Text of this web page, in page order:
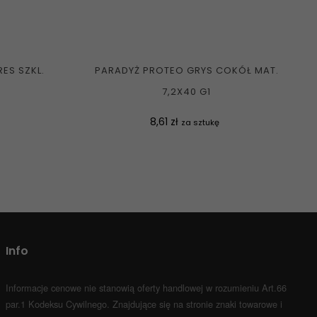
SZKL.
PARADYŻ PROTEO GRYS COKÓŁ MAT.
7,2X40 G1
Cena
8,61 zł za sztukę
Info
Informacje cenowe nie stanowią oferty handlowej w rozumieniu Art.66
par.1 Kodeksu Cywilnego. Znajdujące się na stronie znaki towarowe i